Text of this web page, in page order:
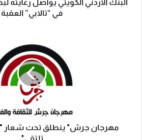
البنك الأردني الكويتي يواصل رعايته
في “تالابي” العقبة
مهرجان جرش" ينطلق تحت شعار